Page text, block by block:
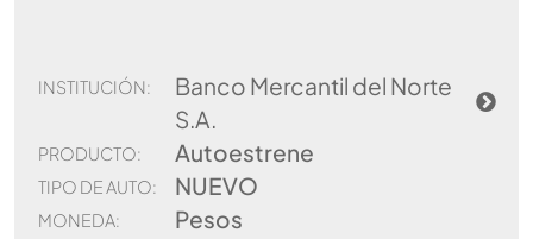
INSTITUCIÓN:
Banco Mercantil del Norte
S.A.
PRODUCTO: Autoestrene
TIPO DE AUTO: NUEVO
MONEDA: Pesos